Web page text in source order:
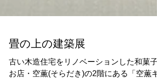
畳の上の建築展
古い木造住宅をリノベーションした和菓子